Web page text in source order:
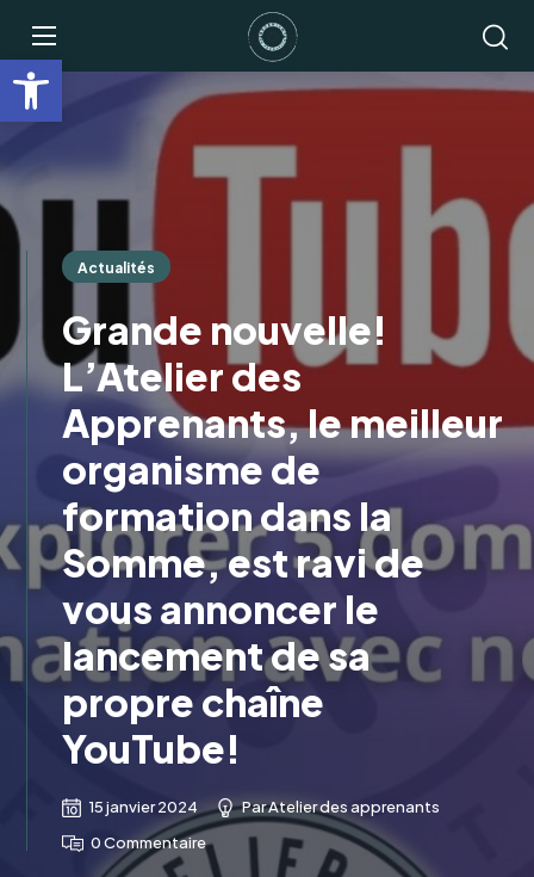
Ouvrir la barre d’outils
Actualités
Grande nouvelle!
L’Atelier des
Apprenants, le meilleur
organisme de
formation dans la
Somme, est ravi de
vous annoncer le
lancement de sa
propre chaîne
YouTube!
15 janvier 2024 ParAtelier des apprenants
0 Commentaire